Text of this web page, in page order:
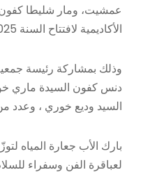
عمشيت، ومار شليطا
الأكاديمية لافتتاح السنة 2025-2026.
وذلك بمشاركة رئيسة
دنس كفون السيدة ماري
السيد وديع خوري ، وعدد
بارك الأب جعارة المياه
لعباقرة الفن وسفراء